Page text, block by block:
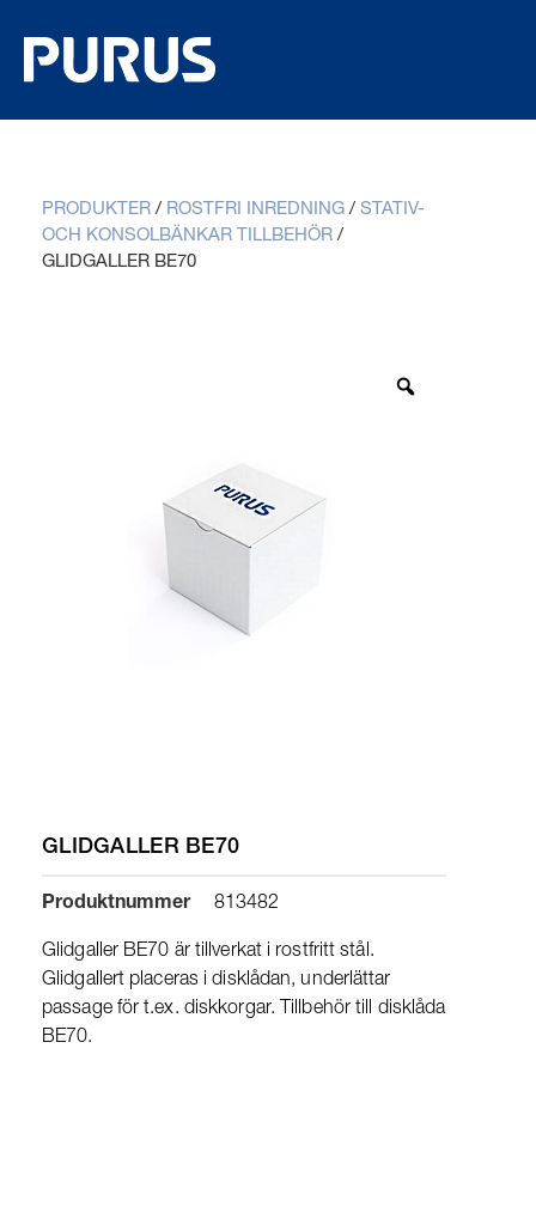
PRODUKTER / ROSTFRI INREDNING / STATIV-
OCH KONSOLBÄNKAR TILLBEHÖR /
GLIDGALLER BE70
GLIDGALLER BE70
Produktnummer 813482
Glidgaller BE70 är tillverkat i rostfritt stål.
Glidgallert placeras i disklådan, underlättar
passage för t.ex. diskkorgar. Tillbehör till disklåda
BE70.